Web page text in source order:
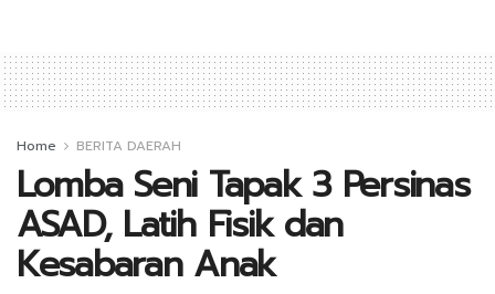
Home BERITA DAERAH
Lomba Seni Tapak 3 Persinas
ASAD, Latih Fisik dan
Kesabaran Anak